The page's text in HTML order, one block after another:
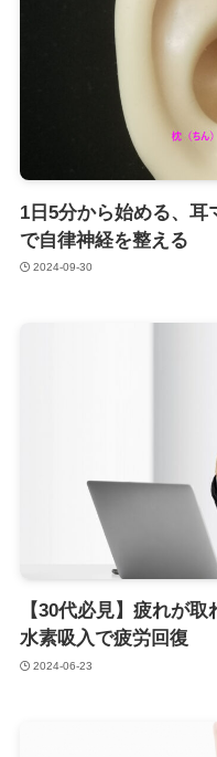
1日5分から始める、
で自律神経を整える
2024-09-30
【30代必見】疲れが
水素吸入で疲労回復
2024-06-23